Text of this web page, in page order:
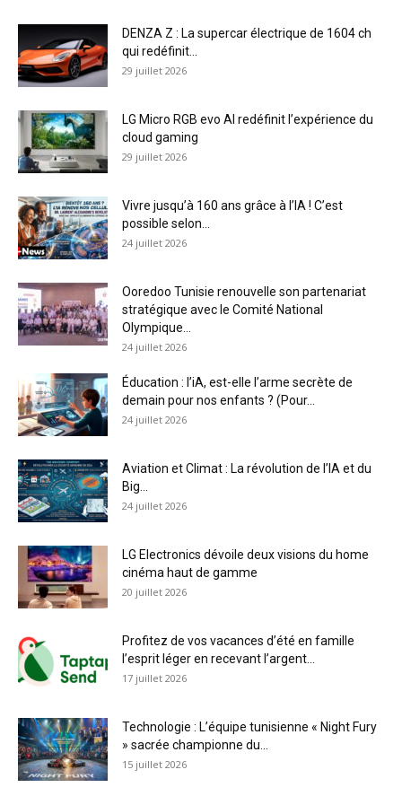
DENZA Z : La supercar électrique de 1604 ch
qui redéfinit...
29 juillet 2026
LG Micro RGB evo AI redéfinit l’expérience du
cloud gaming
29 juillet 2026
Vivre jusqu’à 160 ans grâce à l’IA ! C’est
possible selon...
24 juillet 2026
Ooredoo Tunisie renouvelle son partenariat
stratégique avec le Comité National
Olympique...
24 juillet 2026
Éducation : l’iA, est-elle l’arme secrète de
demain pour nos enfants ? (Pour...
24 juillet 2026
Aviation et Climat : La révolution de l’IA et du
Big...
24 juillet 2026
LG Electronics dévoile deux visions du home
cinéma haut de gamme
20 juillet 2026
Profitez de vos vacances d’été en famille
l’esprit léger en recevant l’argent...
17 juillet 2026
Technologie : L’équipe tunisienne « Night Fury
» sacrée championne du...
15 juillet 2026